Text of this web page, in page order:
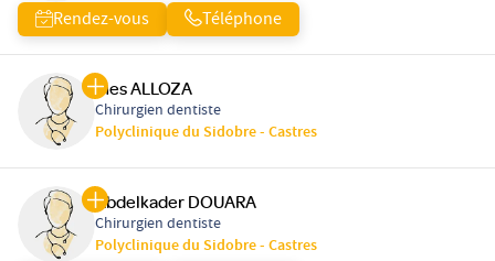
Rendez-vous Téléphone
Ines ALLOZA
Chirurgien dentiste
Polyclinique du Sidobre - Castres
Abdelkader DOUARA
Chirurgien dentiste
Polyclinique du Sidobre - Castres